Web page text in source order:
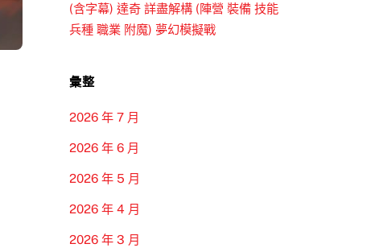
(含字幕) 達奇 詳盡解構 (陣營 裝備 技能
兵種 職業 附魔) 夢幻模擬戰
彙整
2026 年 7 月
2026 年 6 月
2026 年 5 月
2026 年 4 月
2026 年 3 月